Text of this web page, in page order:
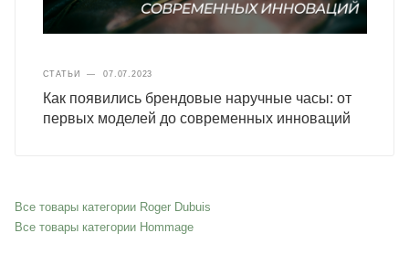
СТАТЬИ — 07.07.2023
Как появились брендовые наручные часы: от
первых моделей до современных инноваций
Все товары категории Roger Dubuis
Все товары категории Hommage